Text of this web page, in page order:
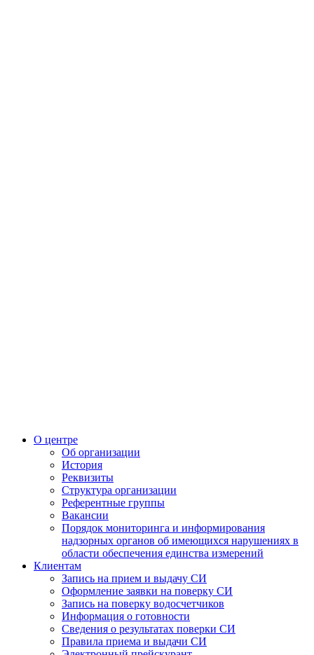
О центре
Об организации
История
Реквизиты
Структура организации
Референтные группы
Вакансии
Порядок мониторинга и информирования
надзорных органов об имеющихся нарушениях в
области обеспечения единства измерений
Клиентам
Запись на прием и выдачу СИ
Оформление заявки на поверку СИ
Запись на поверку водосчетчиков
Информация о готовности
Сведения о результатах поверки СИ
Правила приема и выдачи СИ